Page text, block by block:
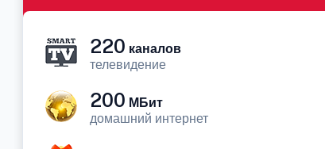
220 каналов
телевидение
200 МБит
домашний интернет